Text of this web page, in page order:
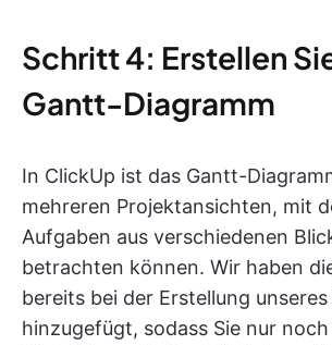
Schritt 4: Erstellen
Gantt-Diagramm
In ClickUp ist das Gantt-
mehreren Projektansichten, mit
Aufgaben aus verschiedenen
betrachten können. Wir haben
bereits bei der Erstellung unseres
hinzugefügt, sodass Sie nur